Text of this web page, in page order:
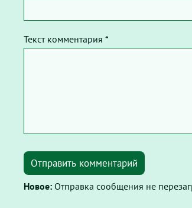
Текст комментария *
Отправить комментарий
Новое: Отправка сообщения не